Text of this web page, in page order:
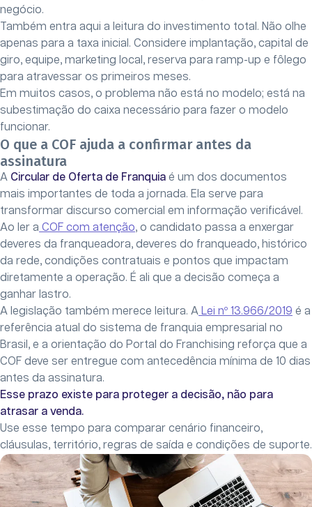
negócio.
Também entra aqui a leitura do investimento total. Não olhe
apenas para a taxa inicial. Considere implantação, capital de
giro, equipe, marketing local, reserva para ramp-up e fôlego
para atravessar os primeiros meses.
Em muitos casos, o problema não está no modelo; está na
subestimação do caixa necessário para fazer o modelo
funcionar.
O que a COF ajuda a confirmar antes da
assinatura
A Circular de Oferta de Franquia é um dos documentos
mais importantes de toda a jornada. Ela serve para
transformar discurso comercial em informação verificável.
Ao ler a COF com atenção, o candidato passa a enxergar
deveres da franqueadora, deveres do franqueado, histórico
da rede, condições contratuais e pontos que impactam
diretamente a operação. É ali que a decisão começa a
ganhar lastro.
A legislação também merece leitura. A Lei nº 13.966/2019 é a
referência atual do sistema de franquia empresarial no
Brasil, e a orientação do Portal do Franchising reforça que a
COF deve ser entregue com antecedência mínima de 10 dias
antes da assinatura.
Esse prazo existe para proteger a decisão, não para
atrasar a venda.
Use esse tempo para comparar cenário financeiro,
cláusulas, território, regras de saída e condições de suporte.